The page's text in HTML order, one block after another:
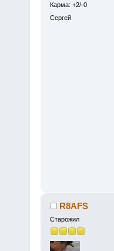
Карма: +2/-0
Сергей
R8AFS
Старожил